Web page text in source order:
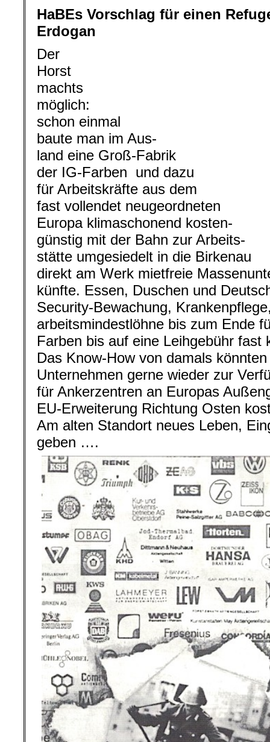
HaBEs Vorschlag für einen
Erdogan
Der
Horst
machts
möglich:
schon einmal
baute man im Aus-
land eine Groß-Fabrik
der IG-Farben und dazu
für Arbeitskräfte aus dem
fast vollendet neugeordneten
Europa klimaschonend kosten-
günstig mit der Bahn zur Arbeits-
stätte umgesiedelt in die Birkenau
direkt am Werk mietfreie
künfte. Essen, Duschen und
Security-Bewachung,
arbeitsmindestlöhne bis zum Ende
Farben bis auf eine Leihgebühr fast
Das Know-How von damals
Unternehmen gerne wieder zur
für Ankerzentren an Europas
EU-Erweiterung Richtung Osten
Am alten Standort neues Leben,
geben ….